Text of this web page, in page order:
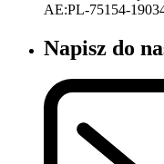
AE:PL-75154-
Napisz do